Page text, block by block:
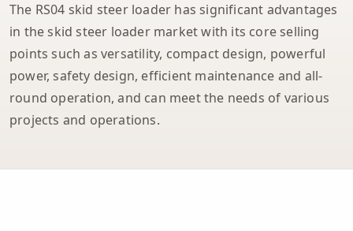
The RS04 skid steer loader has significant advantages
in the skid steer loader market with its core selling
points such as versatility, compact design, powerful
power, safety design, efficient maintenance and all-
round operation, and can meet the needs of various
projects and operations.